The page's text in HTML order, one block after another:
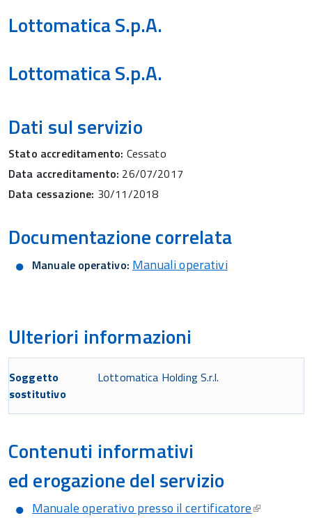
Lottomatica S.p.A.
Lottomatica S.p.A.
Dati sul servizio
Stato accreditamento: Cessato
Data accreditamento: 26/07/2017
Data cessazione: 30/11/2018
Documentazione correlata
Manuale operativo: Manuali operativi
Ulteriori informazioni
Soggetto
sostitutivo
Lottomatica Holding S.r.l.
Contenuti informativi
ed erogazione del servizio
Manuale operativo presso il certificatore